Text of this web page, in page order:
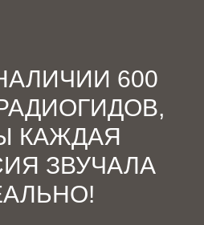
600
КАЖДАЯ
ЗВУЧАЛА